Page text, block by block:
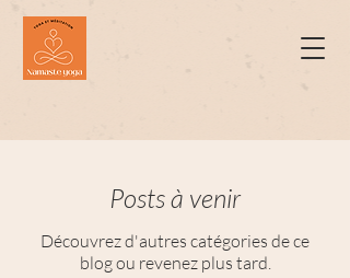
Posts à venir
Découvrez d'autres catégories de ce
blog ou revenez plus tard.